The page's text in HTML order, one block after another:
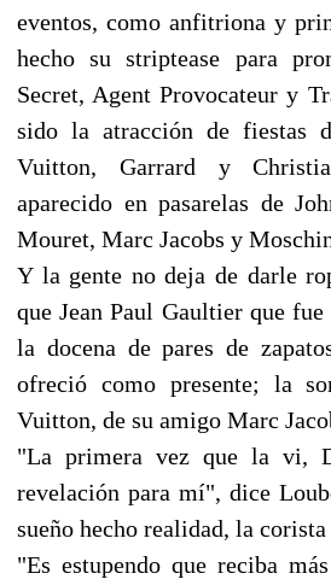
eventos, como anfitriona y
hecho su striptease para
Secret, Agent Provocateur y
sido la atracción de fiestas
Vuitton, Garrard y
aparecido en pasarelas de
Mouret, Marc Jacobs y
Y la gente no deja de darle
que Jean Paul Gaultier que fue
la docena de pares de
ofreció como presente; la
Vuitton, de su amigo Marc
"La primera vez que la vi,
revelación para mí", dice
sueño hecho realidad, la
"Es estupendo que reciba